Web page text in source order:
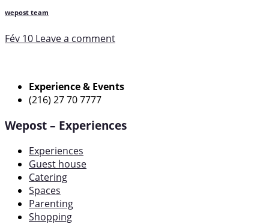
wepost team
Fév 10 Leave a comment
Experience & Events
(216) 27 70 7777
Wepost – Experiences
Experiences
Guest house
Catering
Spaces
Parenting
Shopping